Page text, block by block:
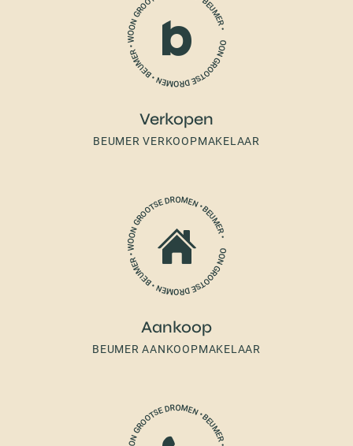
Verkopen
BEUMER VERKOOPMAKELAAR
Aankoop
BEUMER AANKOOPMAKELAAR